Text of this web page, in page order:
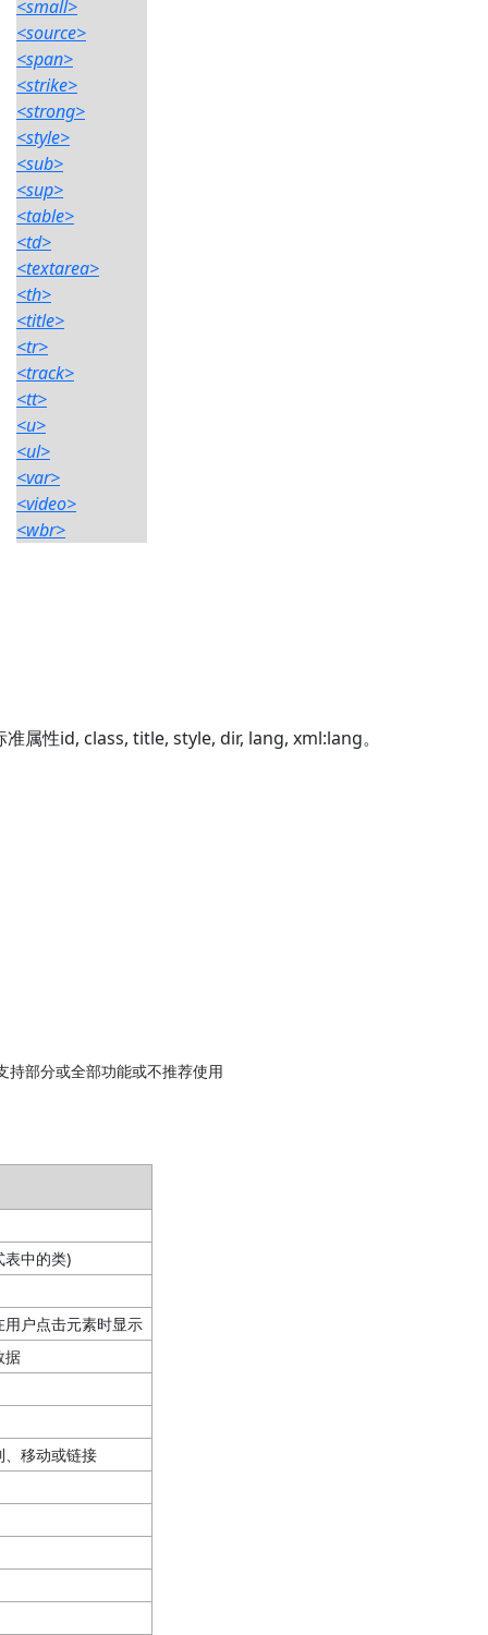
<small>
<source>
<span>
<strike>
<strong>
<style>
<sub>
<sup>
<table>
<td>
<textarea>
<th>
<title>
<tr>
<track>
<tt>
<u>
<ul>
<var>
<video>
<wbr>
属性id, class, title, style, dir, lang, xml:lang。
持部分或全部功能或不推荐使用
表中的类)
户点击元素时显示
据
、移动或链接